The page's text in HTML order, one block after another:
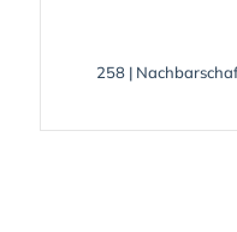
258 |